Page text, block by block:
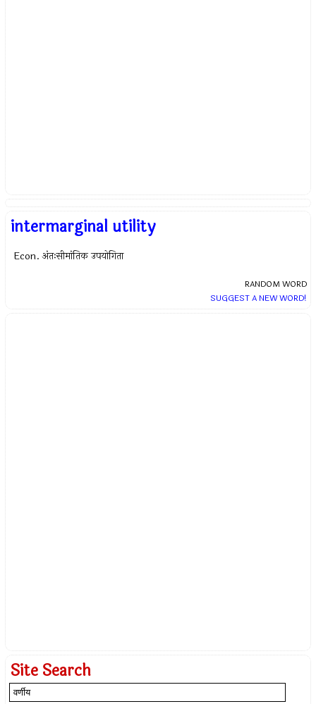
intermarginal utility
Econ. अंतःसीमांतिक उपयोगिता
RANDOM WORD
SUGGEST A NEW WORD!
Site Search